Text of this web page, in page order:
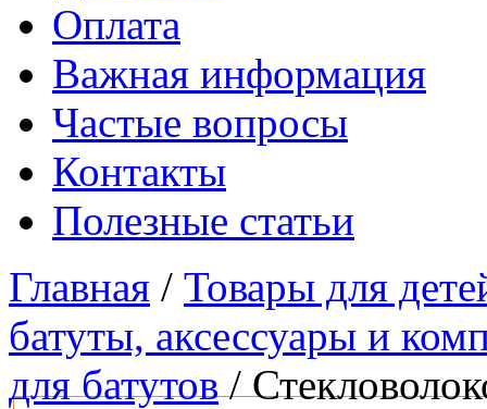
Оплата
Важная информация
Частые вопросы
Контакты
Полезные статьи
Главная / Товары для
батуты, аксессуары и
для батутов/